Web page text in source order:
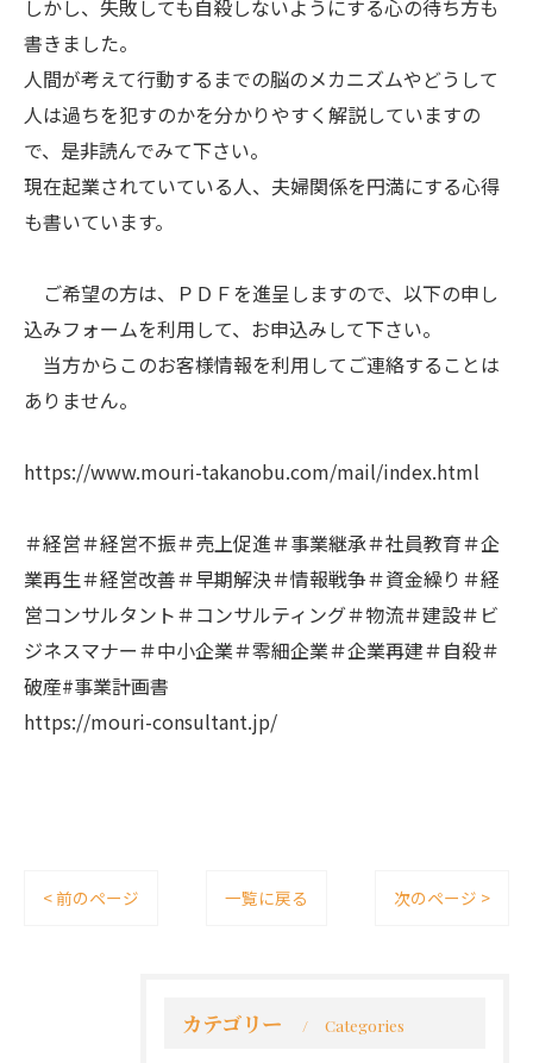
しかし、失敗しても自殺しないようにする心の待ち方も
書きました。
人間が考えて行動するまでの脳のメカニズムやどうして
人は過ちを犯すのかを分かりやすく解説していますの
で、是非読んでみて下さい。
現在起業されていている人、夫婦関係を円満にする心得
も書いています。
ご希望の方は、ＰＤＦを進呈しますので、以下の申し
込みフォームを利用して、お申込みして下さい。
当方からこのお客様情報を利用してご連絡することは
ありません。
https://www.mouri-takanobu.com/mail/index.html
＃経営＃経営不振＃売上促進＃事業継承＃社員教育＃企
業再生＃経営改善＃早期解決＃情報戦争＃資金繰り＃経
営コンサルタント＃コンサルティング＃物流＃建設＃ビ
ジネスマナー＃中小企業＃零細企業＃企業再建＃自殺＃
破産#事業計画書
https://mouri-consultant.jp/
< 前のページ 一覧に戻る 次のページ >
カテゴリー Categories